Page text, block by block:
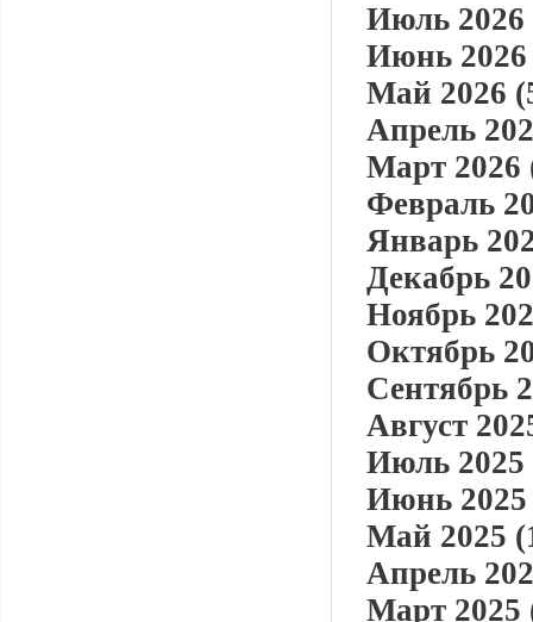
Июль 2026
Июнь 2026
Май 2026
Апрель
Март 2026
Февраль
Январь
Декабрь
Ноябрь
Октябрь
Сентябрь
Август
Июль 2025
Июнь 2025
Май 2025
Апрель
Март 2025